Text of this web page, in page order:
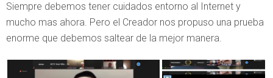
Siempre debemos tener cuidados entorno al Internet y
mucho mas ahora. Pero el Creador nos propuso una prueba
enorme que debemos saltear de la mejor manera.